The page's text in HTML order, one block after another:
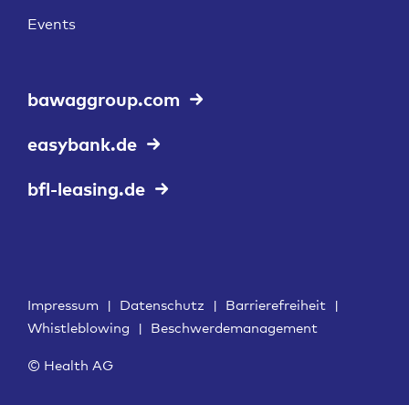
Events
bawaggroup.com
easybank.de
bfl-leasing.de
Impressum | Datenschutz | Barrierefreiheit |
Whistleblowing
| Beschwerdemanagement
© Health AG